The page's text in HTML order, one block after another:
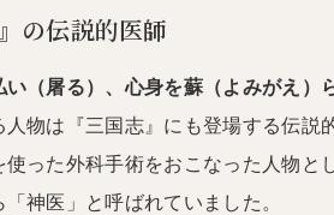
の伝説的医師
い（屠る）、心身を蘇（よみがえ）
物は『三国志』にも登場する伝説
った外科手術をおこなった人物と
神医」と呼ばれていました。